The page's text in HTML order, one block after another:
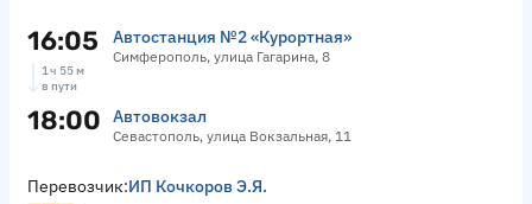
16:05 Автостанция №2 «Курортная»
Симферополь, улица Гагарина, 8
1 ч 55 м
в пути
18:00 Автовокзал
Севастополь, улица Вокзальная, 11
Перевозчик:ИП Кочкоров Э.Я.